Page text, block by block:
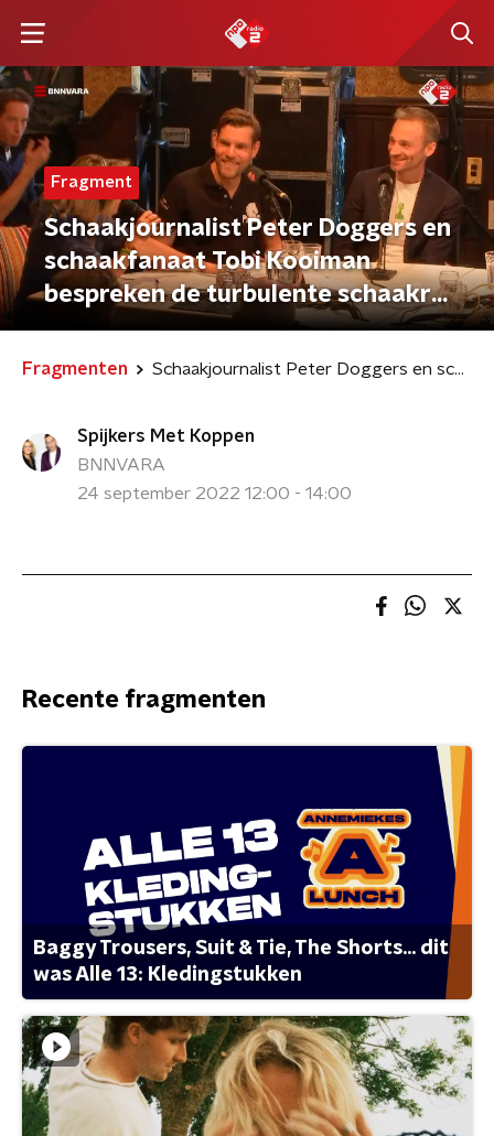
Fragment
Schaakjournalist Peter Doggers en
schaakfanaat Tobi Kooiman
bespreken de turbulente schaakrel
tussen grootmeesters Carlsen en
Niemann
Fragmenten Schaakjournalist Peter Doggers en schaakfanaat Tobi Kooiman bespreken de turbulente schaakrel tussen grootmeesters Carlsen en Niemann
Spijkers Met Koppen
BNNVARA
24 september 2022 12:00 - 14:00
Recente fragmenten
Baggy Trousers, Suit & Tie, The Shorts... dit
was Alle 13: Kledingstukken